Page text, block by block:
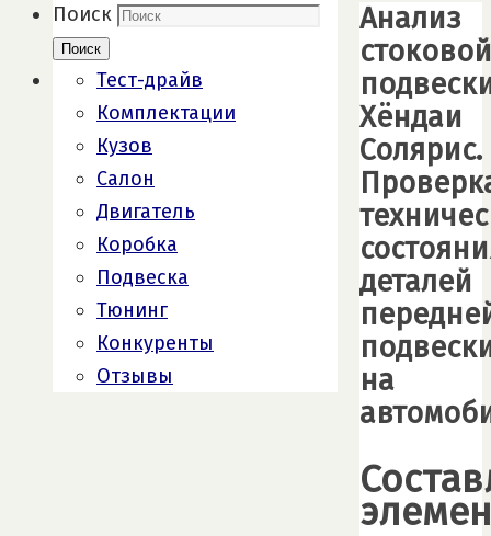
Анализ
стоковой
Хёндаи
Солярис.
деталей
на
Поиск
Поиск
Тест-драйв
Комплектации
Кузов
Салон
Двигатель
Коробка
Подвеска
Тюнинг
Конкуренты
Отзывы